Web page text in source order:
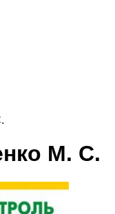
М. С.